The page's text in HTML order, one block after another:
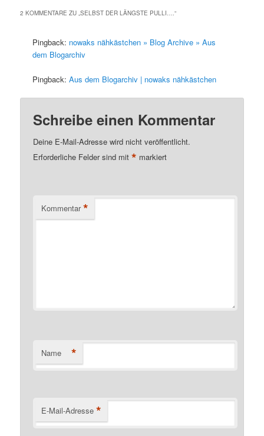
2 KOMMENTARE ZU „SELBST DER LÄNGSTE PULLI….“
Pingback: nowaks nähkästchen » Blog Archive » Aus
dem Blogarchiv
Pingback:Aus dem Blogarchiv | nowaks nähkästchen
Schreibe einen Kommentar
Deine E-Mail-Adresse wird nicht veröffentlicht.
Erforderliche Felder sind mit* markiert
Kommentar *
Name *
E-Mail-Adresse *